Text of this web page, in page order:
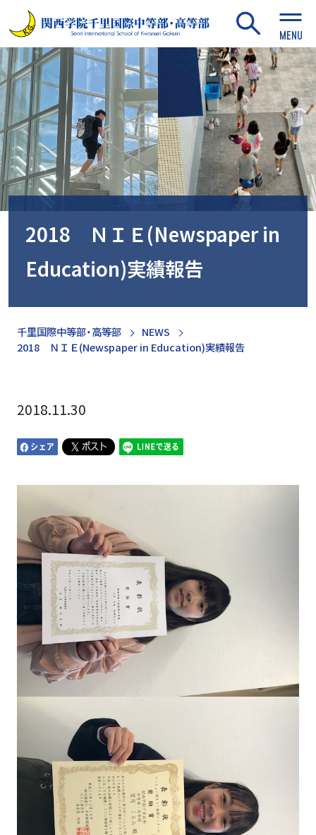
MENU
2018 ＮＩＥ(Newspaper in
Education)実績報告
千里国際中等部・高等部
NEWS
2018 ＮＩＥ(Newspaper in Education)実績報告
2018.11.30